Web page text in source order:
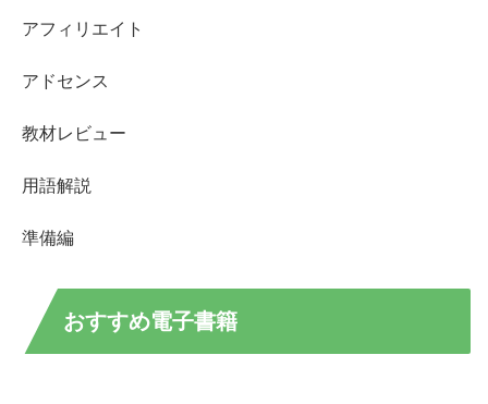
アフィリエイト
アドセンス
教材レビュー
用語解説
準備編
おすすめ電子書籍